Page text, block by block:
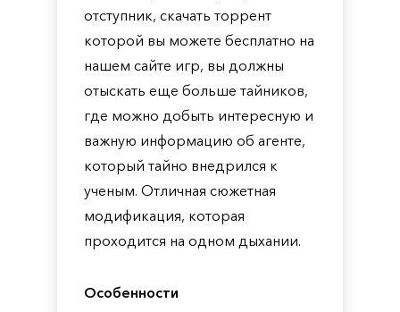
отступник, скачать торрент
которой вы можете бесплатно на
нашем сайте игр, вы должны
отыскать еще больше тайников,
где можно добыть интересную и
важную информацию об агенте,
который тайно внедрился к
ученым. Отличная сюжетная
модификация, которая
проходится на одном дыхании.
Особенности